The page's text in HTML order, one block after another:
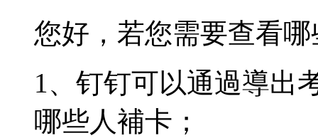
您好，若您需要查看
1、钉钉可以通過導出
哪些人補卡；